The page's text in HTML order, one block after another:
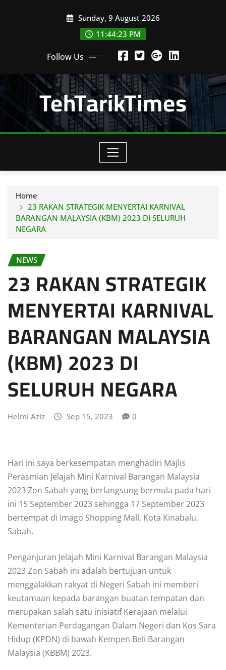
Sunday, 9 August 2026
11:44:24 PM
Follow Us
TehTarikTimes
Home
23 RAKAN STRATEGIK MENYERTAI KARNIVAL
BARANGAN MALAYSIA (KBM) 2023 DI SELURUH
NEGARA
NEWS
23 RAKAN STRATEGIK
MENYERTAI KARNIVAL
BARANGAN MALAYSIA
(KBM) 2023 DI
SELURUH NEGARA
Helmi Aziz Sep 15, 2023 0
Hari ini saya berkesempatan menghadiri Majlis
Perasmian Jelajah Mini Karnival Barangan Malaysia
2023 Zon Sabah yang berlangsung bermula pada hari
ini 15 September 2023 sehingga 17 September 2023
bertempat di Imago Shopping Mall, Kota Kinabalu,
Sabah.
Penganjuran Jelajah Mini Karnival Barangan Malaysia
2023 Zon Sabah ini adalah bertujuan untuk
menggalakkan rakyat di Negeri Sabah ini memberi
keutamaan kepada barangan buatan tempatan dan
merupakan salah satu inisiatif Kerajaan melalui
Kementerian Perdagangan Dalam Negeri dan Kos Sara
Hidup (KPDN) di bawah Kempen Beli Barangan
Malaysia (KBBM) 2023.